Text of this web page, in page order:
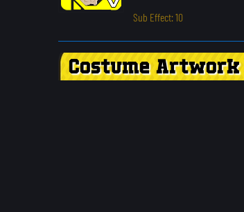
Sub Effect: 10
Costume Artwork